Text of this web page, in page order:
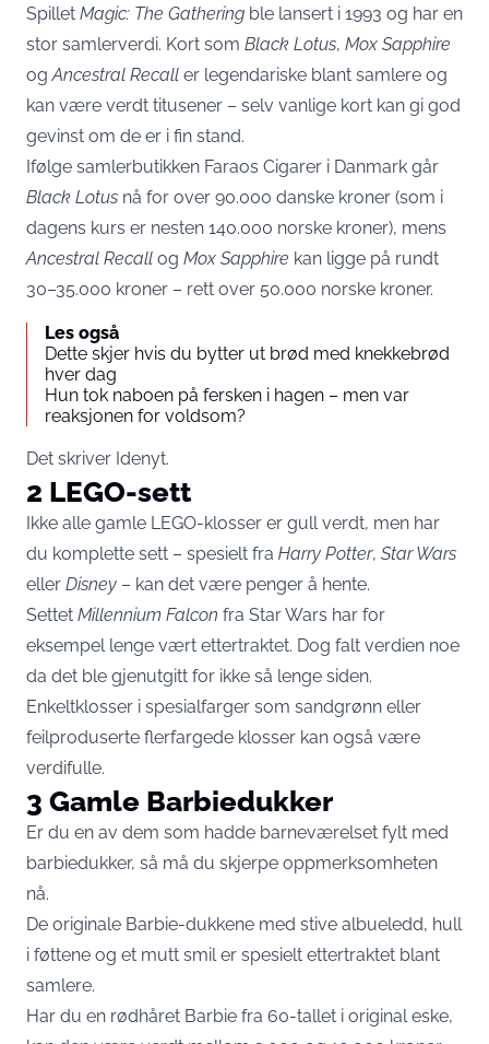
Spillet Magic: The Gathering ble lansert i 1993 og har en
stor samlerverdi. Kort som Black Lotus, Mox Sapphire
ogAncestral Recall er legendariske blant samlere og
kan være verdt titusener – selv vanlige kort kan gi god
gevinst om de er i fin stand.
Ifølge samlerbutikken Faraos Cigarer i Danmark går
Black Lotus nå for over 90.000 danske kroner (som i
dagens kurs er nesten 140.000 norske kroner), mens
Ancestral Recall og Mox Sapphire kan ligge på rundt
30–35.000 kroner – rett over 50.000 norske kroner.
Les også
Dette skjer hvis du bytter ut brød med knekkebrød
hver dag
Hun tok naboen på fersken i hagen – men var
reaksjonen for voldsom?
Det skriver Idenyt.
2 LEGO-sett
Ikke alle gamle LEGO-klosser er gull verdt, men har
du komplette sett – spesielt fra Harry Potter, Star Wars
eller Disney – kan det være penger å hente.
Settet Millennium Falcon fra Star Wars har for
eksempel lenge vært ettertraktet. Dog falt verdien noe
da det ble gjenutgitt for ikke så lenge siden.
Enkeltklosser i spesialfarger som sandgrønn eller
feilproduserte flerfargede klosser kan også være
verdifulle.
3 Gamle Barbiedukker
Er du en av dem som hadde barneværelset fylt med
barbiedukker, så må du skjerpe oppmerksomheten
nå.
De originale Barbie-dukkene med stive albueledd, hull
i føttene og et mutt smil er spesielt ettertraktet blant
samlere.
Har du en rødhåret Barbie fra 60-tallet i original eske,